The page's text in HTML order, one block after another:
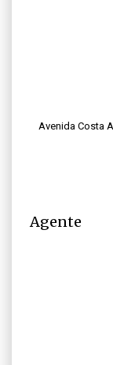
Avenida Costa
Agente